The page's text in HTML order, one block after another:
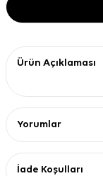
Ürün Açıklaması
Yorumlar
İade Koşulları